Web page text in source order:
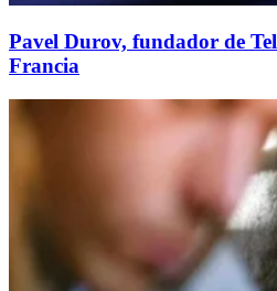
Pavel Durov, fundador de
Francia